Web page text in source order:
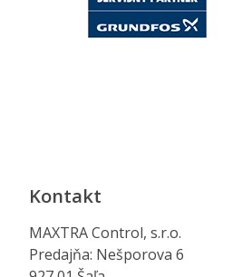
Kontakt
MAXTRA Control, s.r.o.
Predajňa: Nešporova 6